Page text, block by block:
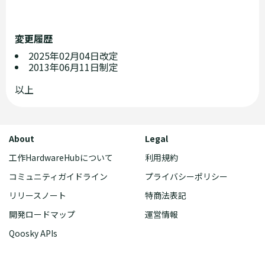
変更履歴
2025年02月04日改定
2013年06月11日制定
以上
About
工作HardwareHubについて
コミュニティガイドライン
リリースノート
開発ロードマップ
Qoosky APIs
Legal
利用規約
プライバシーポリシー
特商法表記
運営情報